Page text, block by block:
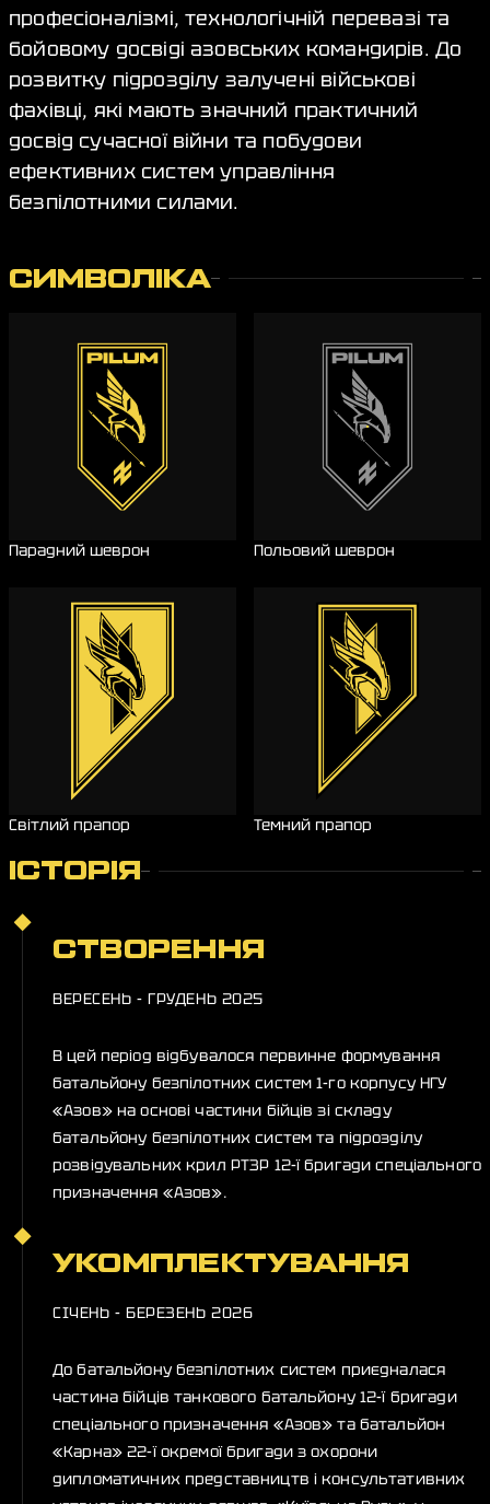
професіоналізмі, технологічній перевазі та
бойовому досвіді азовських командирів. До
розвитку підрозділу залучені військові
фахівці, які мають значний практичний
досвід сучасної війни та побудови
ефективних систем управління
безпілотними силами.
СИМВОЛІКА
Парадний шеврон Польовий шеврон
Світлий прапор Темний прапор
ІСТОРІЯ
СТВОРЕННЯ
ВЕРЕСЕНЬ - ГРУДЕНЬ 2025
В цей період відбувалося первинне формування
батальйону безпілотних систем 1-го корпусу НГУ
«Азов» на основі частини бійців зі складу
батальйону безпілотних систем та підрозділу
розвідувальних крил РТЗР 12-ї бригади спеціального
призначення «Азов».
УКОМПЛЕКТУВАННЯ
СІЧЕНЬ - БЕРЕЗЕНЬ 2026
До батальйону безпілотних систем приєдналася
частина бійців танкового батальйону 12-ї бригади
спеціального призначення «Азов» та батальйон
«Карна» 22-ї окремої бригади з охорони
дипломатичних представництв і консультативних